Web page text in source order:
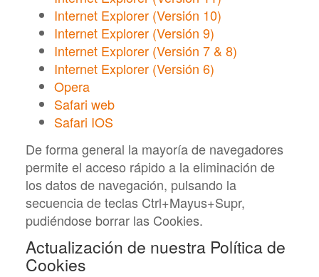
Internet Explorer (Versión 10)
Internet Explorer (Versión 9)
Internet Explorer (Versión 7 & 8)
Internet Explorer (Versión 6)
Opera
Safari web
Safari IOS
De forma general la mayoría de navegadores
permite el acceso rápido a la eliminación de
los datos de navegación, pulsando la
secuencia de teclas Ctrl+Mayus+Supr,
pudiéndose borrar las Cookies.
Actualización de nuestra Política de
Cookies